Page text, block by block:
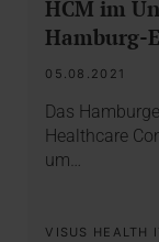
HCM im
Hamburg-
05.08.2021
Das
Healthcare
um…
VISUS HEALTH